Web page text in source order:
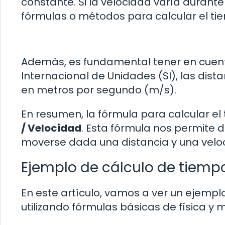
fórmulas o métodos para calcular el
Además, es fundamental tener en
Internacional de Unidades (SI), las
en metros por segundo (m/s).
En resumen, la fórmula para calcular
/ Velocidad. Esta fórmula nos permite
moverse dada una distancia y una
Ejemplo de cálculo de
En este artículo, vamos a ver un
utilizando fórmulas básicas de física y